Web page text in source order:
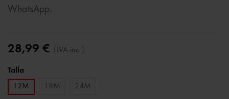
WhatsApp.
28,99 € (IVA inc.)
Talla
12M
18M 24M